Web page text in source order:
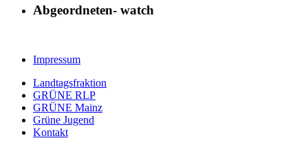
Abgeordneten- watch
Impressum
Landtagsfraktion
GRÜNE RLP
GRÜNE Mainz
Grüne Jugend
Kontakt